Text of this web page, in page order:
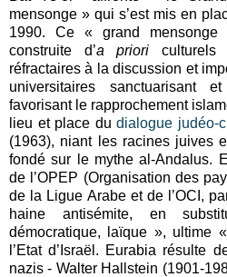
mensonge » qui s’est mis en
1990. Ce « grand
construite d’a priori culturels
réfractaires à la discussion et
universitaires sanctuarisant
favorisant le rapprochement
lieu et place dudialogue judéo-
(1963), niant les racines juives
fondé sur le mythe al-Andalus.
de l’OPEP (Organisation des
de la Ligue Arabe et de l’OCI,
haine antisémite, en
démocratique, laïque », ultime
l’Etat d’Israël. Eurabia résulte
nazis - Walter Hallstein (1901-